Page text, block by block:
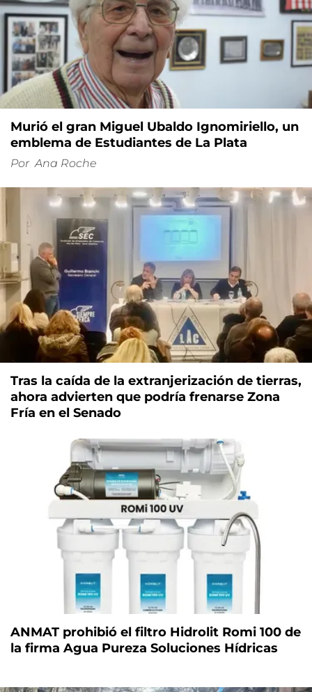
Murió el gran Miguel Ubaldo Ignomiriello, un
emblema de Estudiantes de La Plata
Por Ana Roche
Tras la caída de la extranjerización de tierras,
ahora advierten que podría frenarse Zona
Fría en el Senado
ANMAT prohibió el filtro Hidrolit Romi 100 de
la firma Agua Pureza Soluciones Hídricas